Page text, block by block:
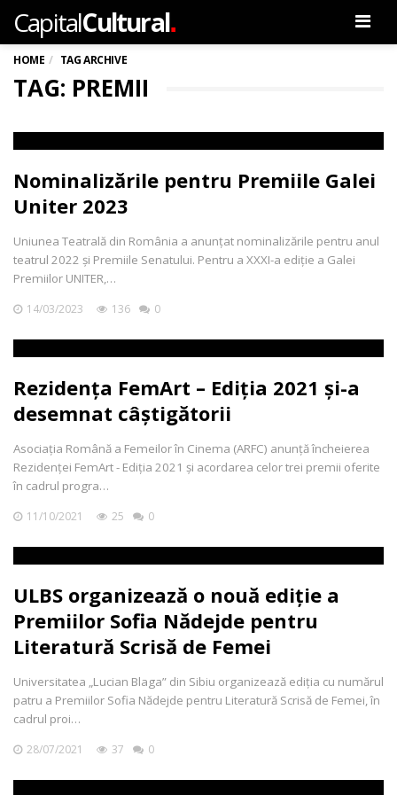
CapitalCultural.
HOME TAG ARCHIVE
TAG: PREMII
Nominalizările pentru Premiile Galei
Uniter 2023
Uniunea Teatrală din România a anunțat nominalizările pentru anul
teatrul 2022 și Premiile Senatului. Pentru a XXXI-a ediție a Galei
Premiilor UNITER,…
14/03/2023 136 0
Rezidența FemArt – Ediția 2021 și-a
desemnat câștigătorii
Asociația Română a Femeilor în Cinema (ARFC) anunță încheierea
Rezidenței FemArt - Ediția 2021 și acordarea celor trei premii oferite
în cadrul progra…
11/10/2021 25 0
ULBS organizează o nouă ediție a
Premiilor Sofia Nădejde pentru
Literatură Scrisă de Femei
Universitatea „Lucian Blaga” din Sibiu organizează ediția cu numărul
patru a Premiilor Sofia Nădejde pentru Literatură Scrisă de Femei, în
cadrul proi…
28/07/2021 37 0